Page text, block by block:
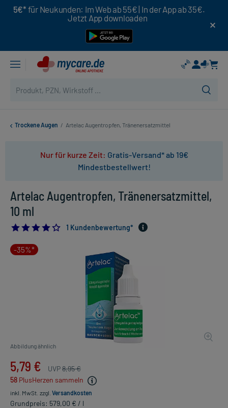
5€* für Neukunden: Im Web ab 55€ | In der App ab 35€.
Jetzt App downloaden
Trockene Augen / Artelac Augentropfen, Tränenersatzmittel
Nur für kurze Zeit: Gratis-Versand* ab 19€
Mindestbestellwert!
Artelac Augentropfen, Tränenersatzmittel,
10 ml
4.0
1 Kundenbewertung*
-35%*
Abbildung ähnlich
5,79 € UVP8,95 €
58 PlusHerzen sammeln
inkl. MwSt. zzgl. Versandkosten
Grundpreis: 579,00 € / l